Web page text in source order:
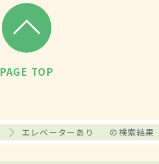
PAGE TOP
エレベーターあり の検索結果